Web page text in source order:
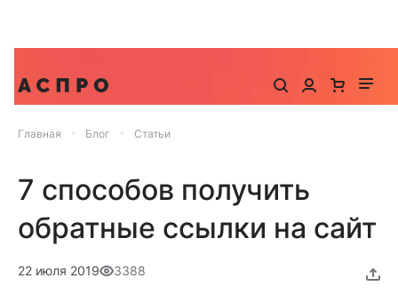
Главная Блог Статьи
7 способов получить
обратные ссылки на сайт
22 июля 2019 3388